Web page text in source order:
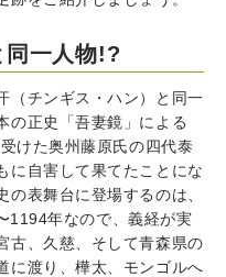
同一人物!?
（チンギス・ハン）と同一
の正史「吾妻鏡」による
けた奥州藤原氏の四代泰
に自害して果てたことにな
表舞台に登場するのは、
1194年なので、義経が実
古、久慈、そして青森県の
に渡り、樺太、モンゴルへ